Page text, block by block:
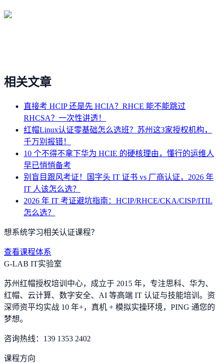
相关文章
直接考 HCIP 还是先 HCIA？RHCE 能不能跳过
RHCSA？一次性讲透！
红帽Linux认证零基础怎么选班？苏州这3家授权机构，
千万别报错！
10 个不得不拿下华为 HCIE 的硬核理由，懂行的运维人
早已悄悄备考
别盲目跟风考证！国字头 IT 证书 vs 厂商认证，2026 年
IT 人该怎么选？
2026 年 IT 考证避坑指南：HCIP/RHCE/CKA/CISP/ITIL
怎么选？
想系统学习相关认证课程？
查看课程体系
G-LAB IT实验室
苏州红帽授权培训中心，成立于 2015 年，专注思科、华为、
红帽、云计算、数字安全、AI 等高端 IT 认证与技能培训。资
深师资平均实战 10 年+，真机 + 模拟实操环境， PING 通您的
梦想。
咨询热线： 139 1353 2402
课程方向